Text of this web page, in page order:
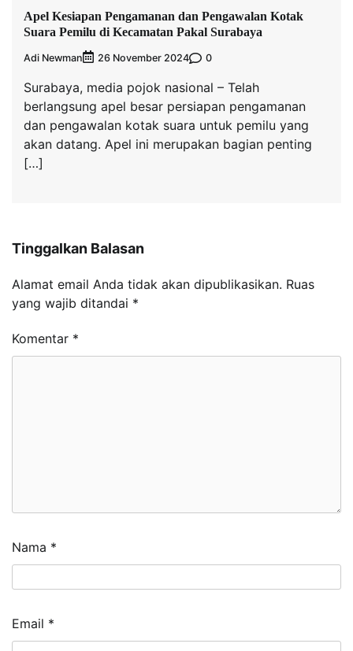
Apel Kesiapan Pengamanan dan Pengawalan Kotak
Suara Pemilu di Kecamatan Pakal Surabaya
Adi Newman 26 November 2024 0
Surabaya, media pojok nasional – Telah
berlangsung apel besar persiapan pengamanan
dan pengawalan kotak suara untuk pemilu yang
akan datang. Apel ini merupakan bagian penting
[…]
Tinggalkan Balasan
Alamat email Anda tidak akan dipublikasikan. Ruas
yang wajib ditandai *
Komentar *
Nama *
Email *